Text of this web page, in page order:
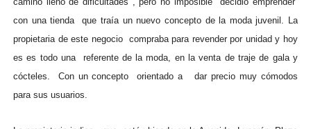
con una tienda que traía un nuevo concepto de la moda juvenil. La
propietaria de este negocio compraba para revender por unidad y hoy
es es todo una referente de la moda, en la venta de traje de gala y
cócteles. Con un concepto orientado a dar precio muy cómodos
para sus usuarios.